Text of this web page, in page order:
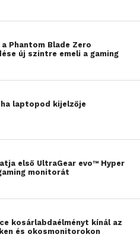
Phantom Blade Zero
új szintre emeli a gaming
laptopod kijelzője
első UltraGear evo™ Hyper
monitorát
kosárlabdaélményt kínál az
és okosmonitorokon